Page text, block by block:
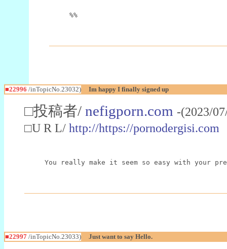
%%
■22996 /inTopicNo.23032) Im happy I finally signed up
□投稿者/ nefigporn.com -(2023/
□U R L/ http://https://pornodergisi.com
You really make it seem so easy with your
■22997 /inTopicNo.23033) Just want to say Hello.